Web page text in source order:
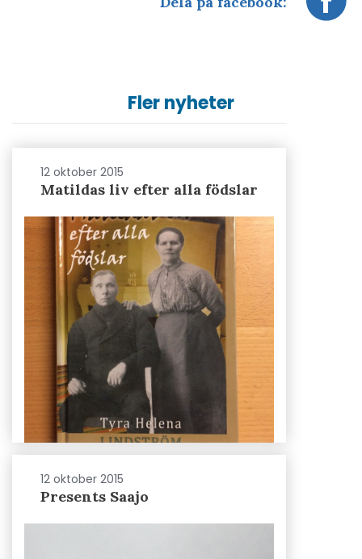
Fler nyheter
12 oktober 2015
Matildas liv efter alla födslar
12 oktober 2015
Presents Saajo